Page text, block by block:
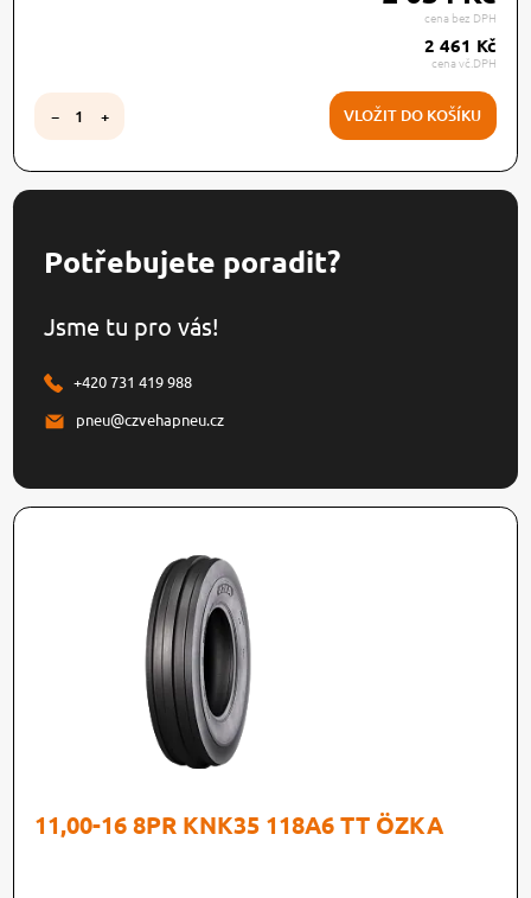
cena bez DPH
2 461 Kč
cena vč.DPH
− + VLOŽIT DO KOŠÍKU
Potřebujete poradit?
Jsme tu pro vás!
+420 731 419 988
pneu@czvehapneu.cz
11,00-16 8PR KNK35 118A6 TT ÖZKA